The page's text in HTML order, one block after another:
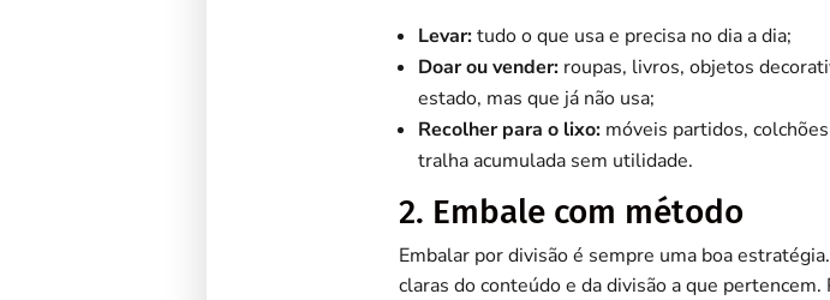
Levar:tudo o que usa e precisa no dia a dia;
Doar ou vender: roupas, livros, objetos
estado, mas que já não usa;
Recolher para o lixo: móveis partidos,
tralha acumulada sem utilidade.
2. Embale com método
Embalar por divisão é sempre uma boa
claras do conteúdo e da divisão a que